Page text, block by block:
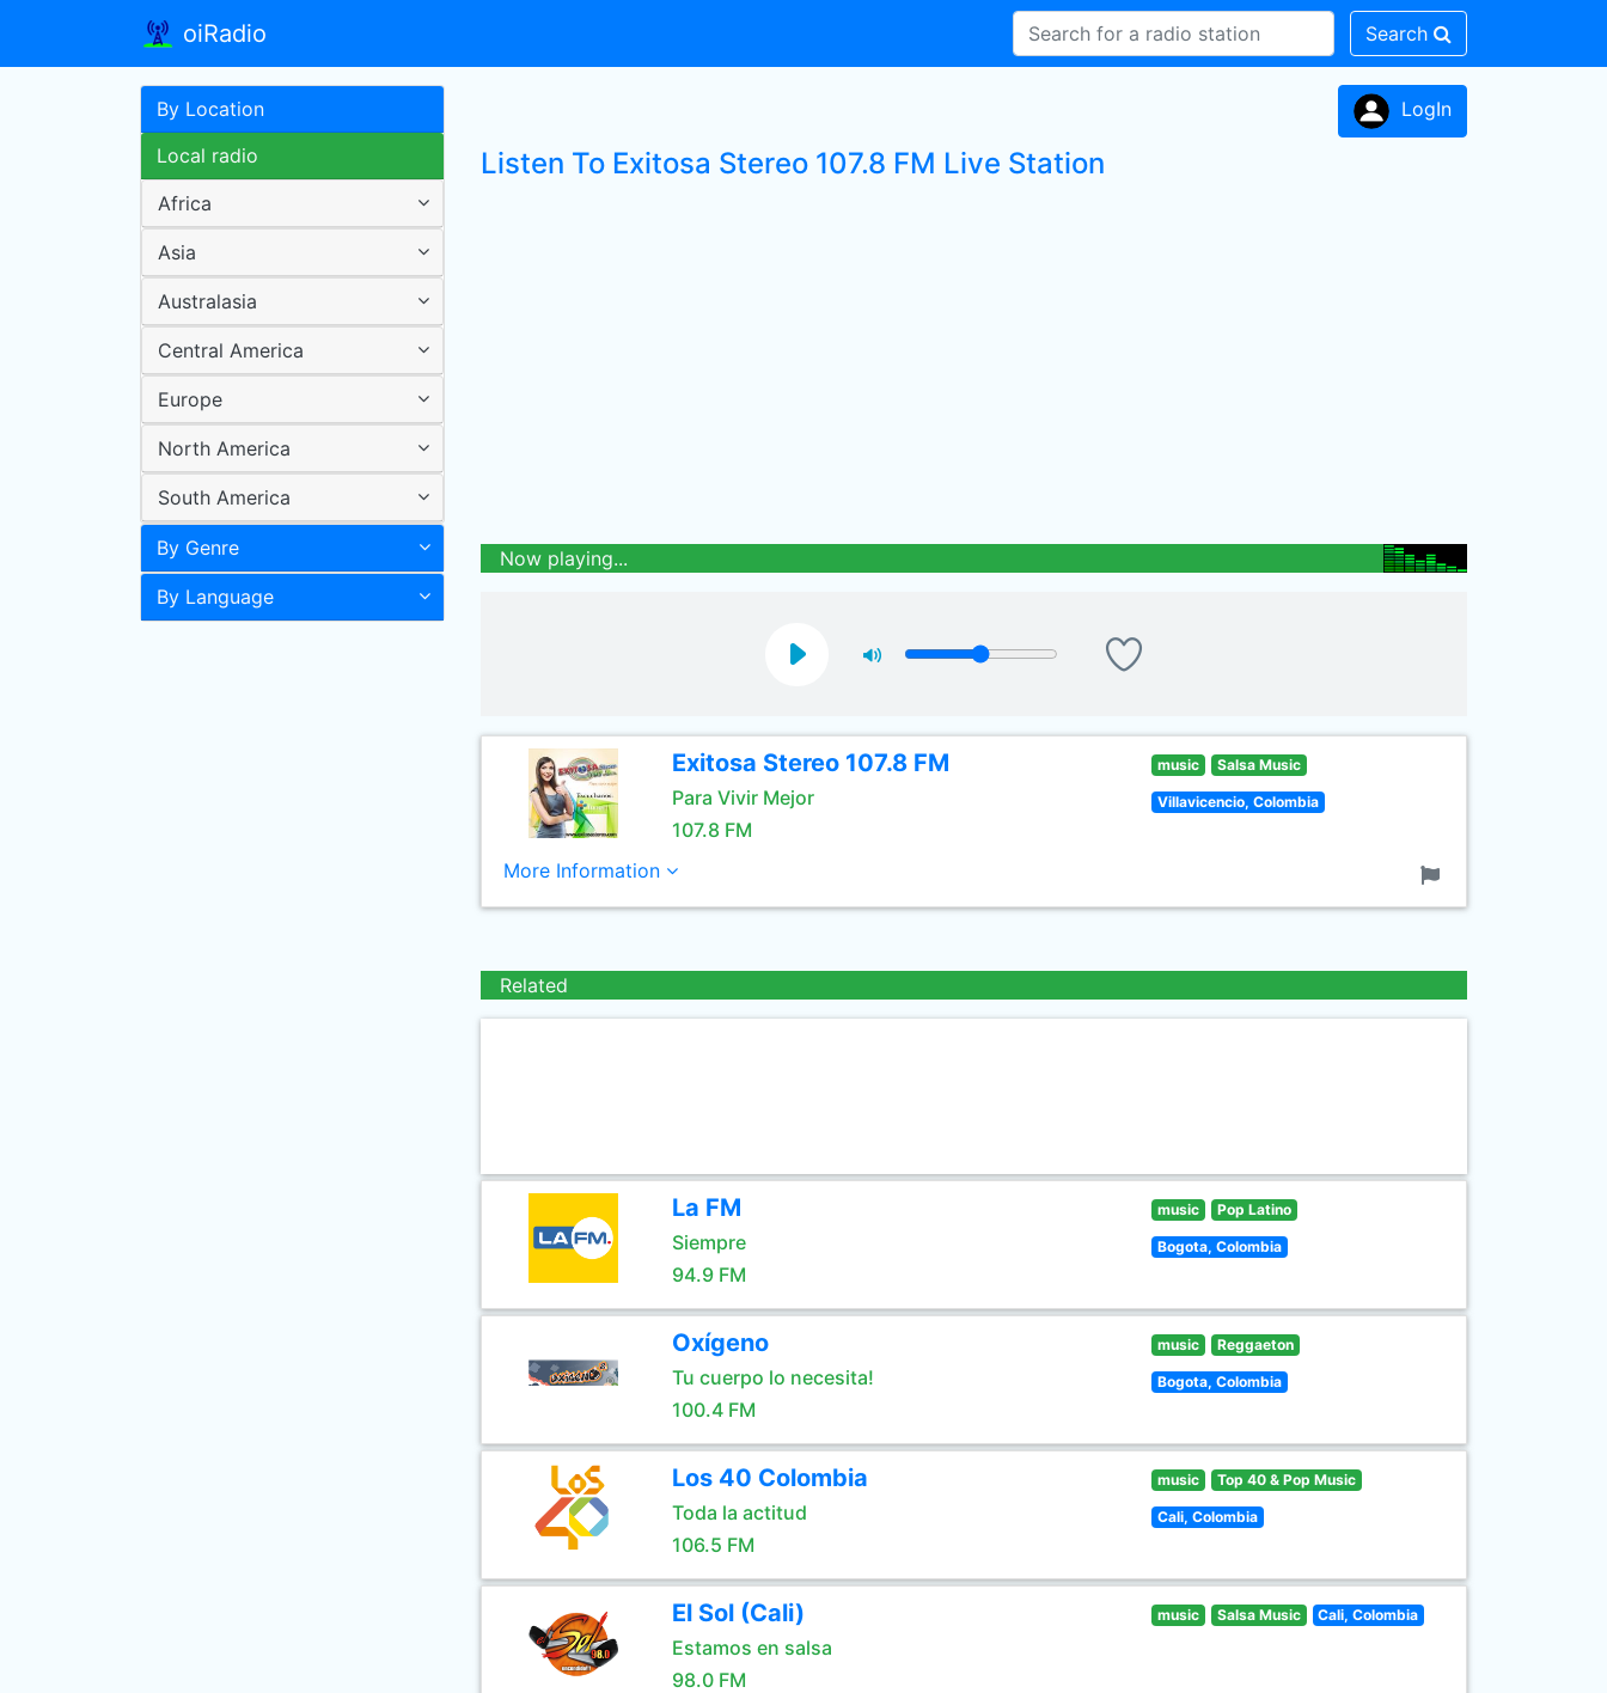
oiRadio Search
By Location
Local radio
Africa
Asia
Australasia
Central America
Europe
North America
South America
By Genre
By Language
LogIn
Listen To Exitosa Stereo 107.8 FM Live Station
Now playing...
Exitosa Stereo 107.8 FM
Para Vivir Mejor
107.8 FM
music Salsa Music
Villavicencio, Colombia
More Information
Related
La FM
Siempre
94.9 FM
music Pop Latino
Bogota, Colombia
Oxígeno
Tu cuerpo lo necesita!
100.4 FM
music Reggaeton
Bogota, Colombia
Los 40 Colombia
Toda la actitud
106.5 FM
music Top 40 & Pop Music
Cali, Colombia
El Sol (Cali)
Estamos en salsa
98.0 FM
music Salsa Music Cali, Colombia